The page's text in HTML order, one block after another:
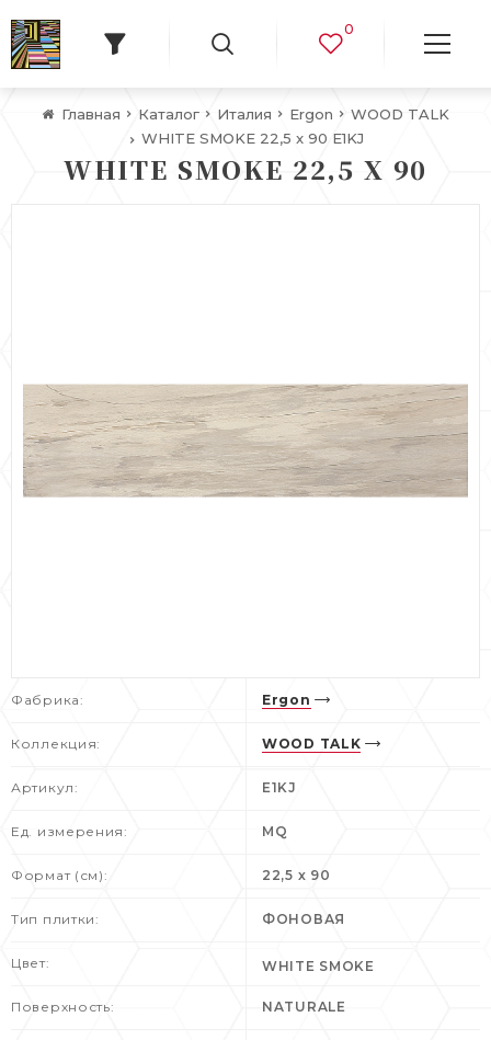
0
Главная Каталог Италия Ergon
WOOD TALK
WHITE SMOKE 22,5 x 90 E1KJ
WHITE SMOKE 22,5 X 90
Фабрика: Ergon
Коллекция: WOOD TALK
Артикул: E1KJ
Ед. измерения: MQ
Формат (см): 22,5 x 90
Тип плитки: ФОНОВАЯ
Цвет: WHITE SMOKE
Поверхность: NATURALE